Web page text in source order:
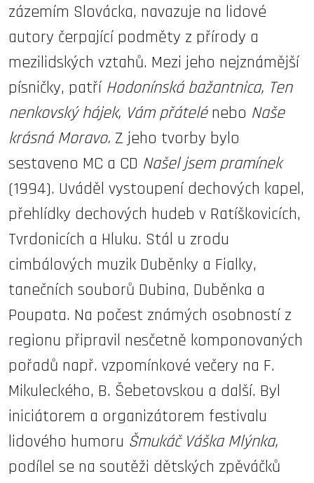
zázemím Slovácka, navazuje na lidové
autory čerpající podměty z přírody a
mezilidských vztahů. Mezi jeho nejznámější
písničky, patří Hodonínská bažantnica, Ten
nenkovský hájek, Vám přátelénebo Naše
krásná Moravo. Z jeho tvorby bylo
sestaveno MC a CD Našel jsem pramínek
(1994). Uváděl vystoupení dechových kapel,
přehlídky dechových hudeb v Ratíškovicích,
Tvrdonicích a Hluku. Stál u zrodu
cimbálových muzik Duběnky a Fialky,
tanečních souborů Dubina, Duběnka a
Poupata. Na počest známých osobností z
regionu připravil nesčetně komponovaných
pořadů např. vzpomínkové večery na F.
Mikuleckého, B. Šebetovskou a další. Byl
iniciátorem a organizátorem festivalu
lidového humoru Šmukáč Váška Mlýnka,
podílel se na soutěži dětských zpěváčků